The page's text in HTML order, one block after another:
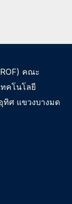
คณะ
คโนโลยี
ทิศ แขวงบางมด